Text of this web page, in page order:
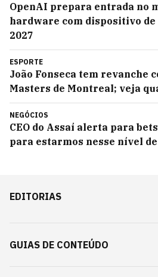
OpenAI prepara entrada no
hardware com dispositivo
2027
ESPORTE
João Fonseca tem revanche
Masters de Montreal; veja
NEGÓCIOS
CEO do Assaí alerta para
para estarmos nesse nível
EDITORIAS
GUIAS DE CONTEÚDO